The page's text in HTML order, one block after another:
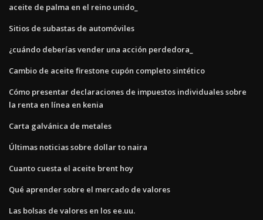
aceite de palma en el reino unido_
Sitios de subastas de automóviles
¿cuándo deberías vender una acción perdedora_
Cambio de aceite firestone cupón completo sintético
Cómo presentar declaraciones de impuestos individuales sobre
la renta en línea en kenia
Carta galvánica de metales
Últimas noticias sobre dollar to naira
Cuanto cuesta el aceite brent hoy
Qué aprender sobre el mercado de valores
Las bolsas de valores en los ee.uu.